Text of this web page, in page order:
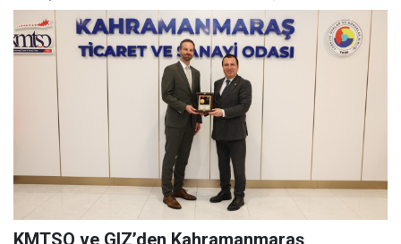
KMTSO ve GIZ’den Kahramanmaraş